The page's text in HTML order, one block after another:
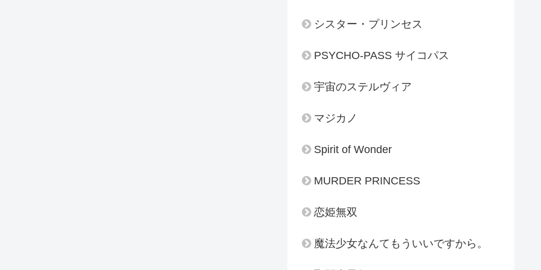
シスター・プリンセス
PSYCHO-PASS サイコパス
宇宙のステルヴィア
マジカノ
Spirit of Wonder
MURDER PRINCESS
恋姫無双
魔法少女なんてもういいですから。